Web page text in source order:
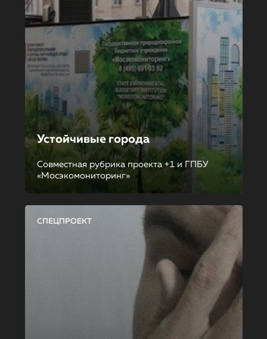
Устойчивые города
Совместная рубрика проекта +1 и ГПБУ
«Мосэкомониторинг»
СПЕЦПРОЕКТ